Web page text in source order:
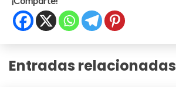
Entradas relacionadas